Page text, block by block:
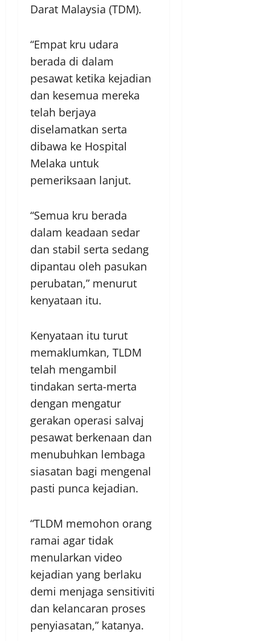
Darat Malaysia (TDM).
“Empat kru udara
berada di dalam
pesawat ketika kejadian
dan kesemua mereka
telah berjaya
diselamatkan serta
dibawa ke Hospital
Melaka untuk
pemeriksaan lanjut.
“Semua kru berada
dalam keadaan sedar
dan stabil serta sedang
dipantau oleh pasukan
perubatan,” menurut
kenyataan itu.
Kenyataan itu turut
memaklumkan, TLDM
telah mengambil
tindakan serta-merta
dengan mengatur
gerakan operasi salvaj
pesawat berkenaan dan
menubuhkan lembaga
siasatan bagi mengenal
pasti punca kejadian.
“TLDM memohon orang
ramai agar tidak
menularkan video
kejadian yang berlaku
demi menjaga sensitiviti
dan kelancaran proses
penyiasatan,” katanya.